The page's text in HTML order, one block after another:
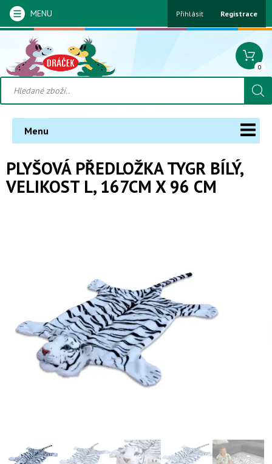
MENU Přihlásit Registrace
0
Menu
PLYŠOVÁ PŘEDLOŽKA TYGR BÍLÝ,
VELIKOST L, 167CM X 96 CM